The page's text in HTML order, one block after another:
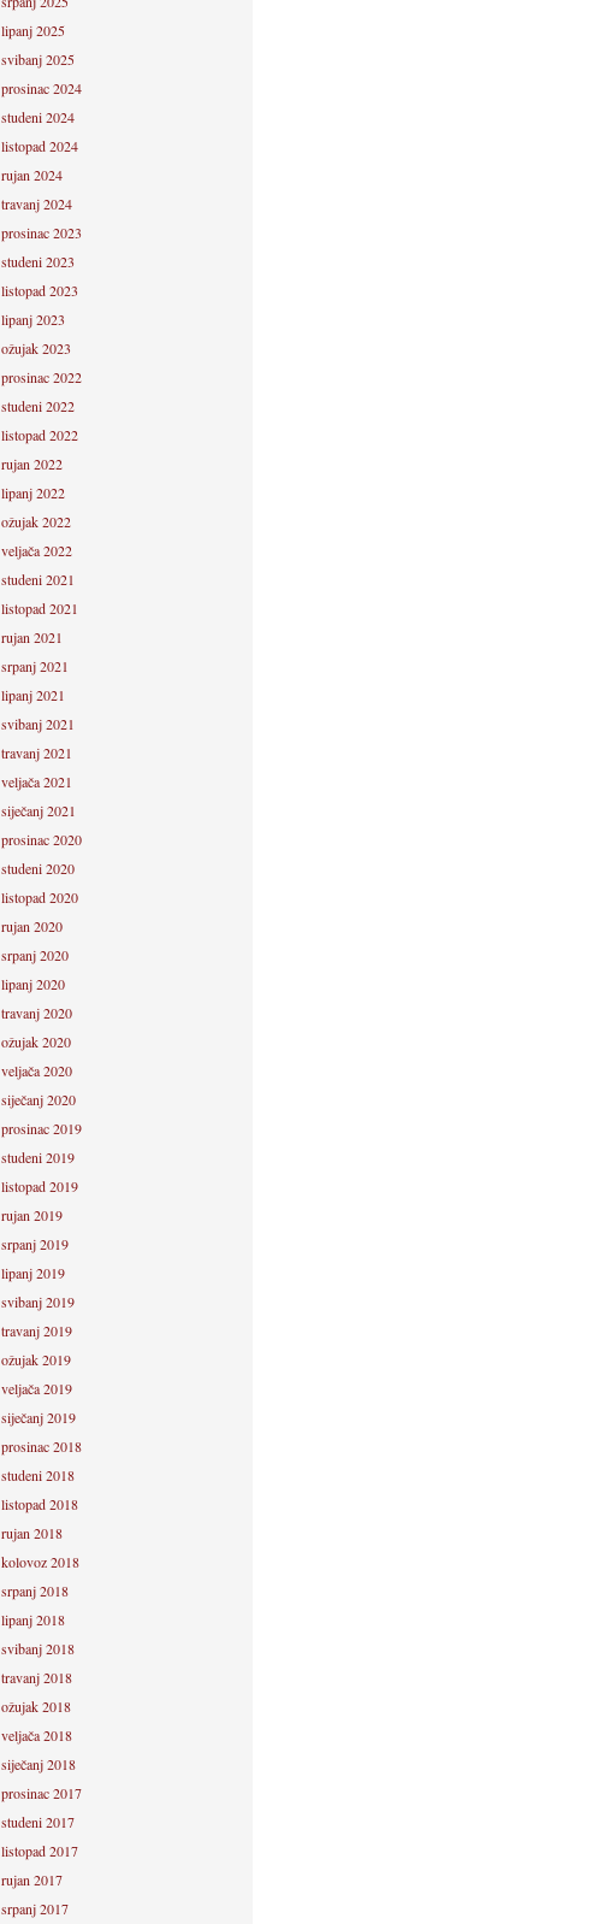
lipanj 2025
svibanj 2025
prosinac 2024
studeni 2024
listopad 2024
rujan 2024
travanj 2024
prosinac 2023
studeni 2023
listopad 2023
lipanj 2023
ožujak 2023
prosinac 2022
studeni 2022
listopad 2022
rujan 2022
lipanj 2022
ožujak 2022
veljača 2022
studeni 2021
listopad 2021
rujan 2021
srpanj 2021
lipanj 2021
svibanj 2021
travanj 2021
veljača 2021
siječanj 2021
prosinac 2020
studeni 2020
listopad 2020
rujan 2020
srpanj 2020
lipanj 2020
travanj 2020
ožujak 2020
veljača 2020
siječanj 2020
prosinac 2019
studeni 2019
listopad 2019
rujan 2019
srpanj 2019
lipanj 2019
svibanj 2019
travanj 2019
ožujak 2019
veljača 2019
siječanj 2019
prosinac 2018
studeni 2018
listopad 2018
rujan 2018
kolovoz 2018
srpanj 2018
lipanj 2018
svibanj 2018
travanj 2018
ožujak 2018
veljača 2018
siječanj 2018
prosinac 2017
studeni 2017
listopad 2017
rujan 2017
srpanj 2017